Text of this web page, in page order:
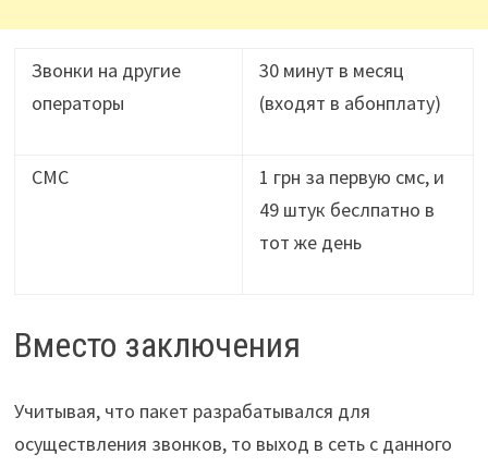
Звонки на другие
операторы
30 минут в месяц
(входят в абонплату)
СМС
1 грн за первую смс, и
49 штук беслпатно в
тот же день
Вместо заключения
Учитывая, что пакет разрабатывался для
осуществления звонков, то выход в сеть с данного